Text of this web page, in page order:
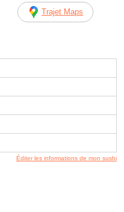
Trajet Maps
Éditer les informations de mon sushi